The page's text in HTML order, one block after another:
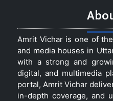
Amrit Vichar is one of
and media houses in
with a strong and
digital, and multimedia
portal, Amrit Vichar
in-depth coverage, and